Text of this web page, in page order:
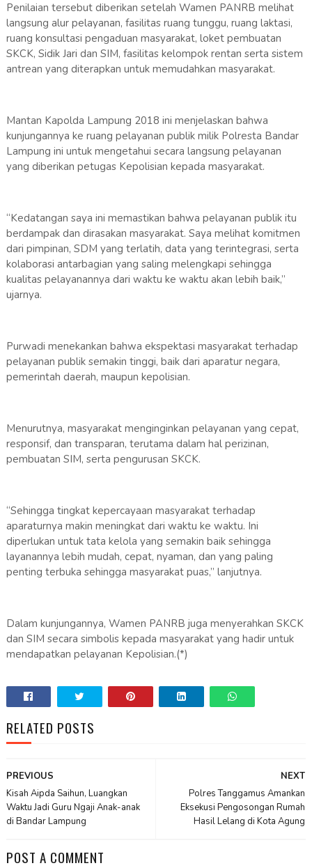
Penilaian tersebut diberikan setelah Wamen PANRB melihat
langsung alur pelayanan, fasilitas ruang tunggu, ruang laktasi,
ruang konsultasi pengaduan masyarakat, loket pembuatan
SKCK, Sidik Jari dan SIM, fasilitas kelompok rentan serta sistem
antrean yang diterapkan untuk memudahkan masyarakat.
Mantan Kapolda Lampung 2018 ini menjelaskan bahwa
kunjungannya ke ruang pelayanan publik milik Polresta Bandar
Lampung ini untuk mengetahui secara langsung pelayanan
yang diberikan petugas Kepolisian kepada masyarakat.
“Kedatangan saya ini memastikan bahwa pelayanan publik itu
berdampak dan dirasakan masyarakat. Saya melihat komitmen
dari pimpinan, SDM yang terlatih, data yang terintegrasi, serta
kolaborasi antarbagian yang saling melengkapi sehingga
kualitas pelayanannya dari waktu ke waktu akan lebih baik,”
ujarnya.
Purwadi menekankan bahwa ekspektasi masyarakat terhadap
pelayanan publik semakin tinggi, baik dari aparatur negara,
pemerintah daerah, maupun kepolisian.
Menurutnya, masyarakat menginginkan pelayanan yang cepat,
responsif, dan transparan, terutama dalam hal perizinan,
pembuatan SIM, serta pengurusan SKCK.
“Sehingga tingkat kepercayaan masyarakat terhadap
aparaturnya makin meningkat dari waktu ke waktu. Ini
diperlukan untuk tata kelola yang semakin baik sehingga
layanannya lebih mudah, cepat, nyaman, dan yang paling
penting terbuka sehingga masyarakat puas,” lanjutnya.
Dalam kunjungannya, Wamen PANRB juga menyerahkan SKCK
dan SIM secara simbolis kepada masyarakat yang hadir untuk
mendapatkan pelayanan Kepolisian.(*)
RELATED POSTS
NEXT
Polres Tanggamus Amankan
Eksekusi Pengosongan Rumah
Hasil Lelang di Kota Agung
PREVIOUS
Kisah Aipda Saihun, Luangkan
Waktu Jadi Guru Ngaji Anak-anak
di Bandar Lampung
POST A COMMENT